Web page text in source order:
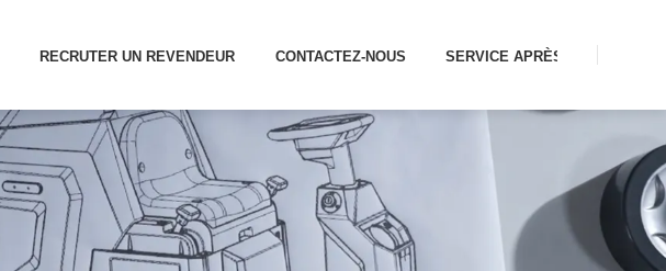
RECRUTER UN REVENDEUR CONTACTEZ-NOUS SERVICE APRÈS-VENTE